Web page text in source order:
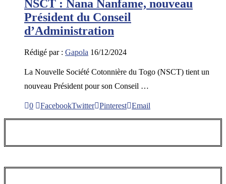
NSCT : Nana Nanfame, nouveau
Président du Conseil
d’Administration
Rédigé par : Gapola 16/12/2024
La Nouvelle Société Cotonnière du Togo (NSCT) tient un
nouveau Président pour son Conseil …
0 FacebookTwitter Pinterest Email